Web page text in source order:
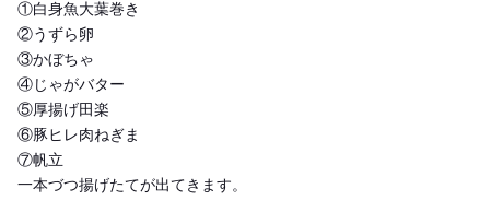
①白身魚大葉巻き
②うずら卵
③かぼちゃ
④じゃがバター
⑤厚揚げ田楽
⑥豚ヒレ肉ねぎま
⑦帆立
一本づつ揚げたてが出てきます。